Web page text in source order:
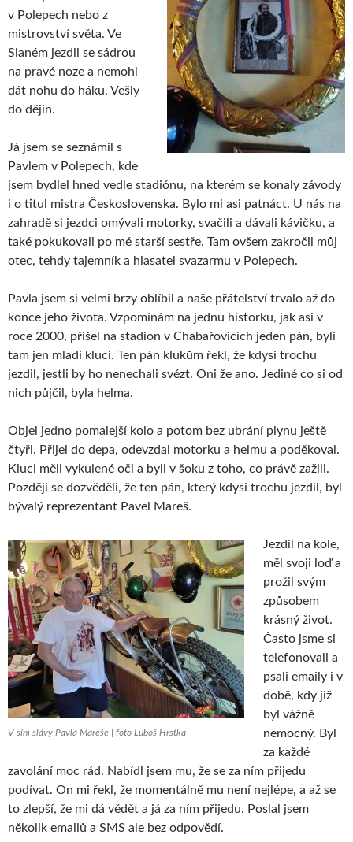
v Polepech nebo z
mistrovství světa. Ve
Slaném jezdil se sádrou
na pravé noze a nemohl
dát nohu do háku. Vešly
do dějin.
Já jsem se seznámil s
Pavlem v Polepech, kde
jsem bydlel hned vedle stadiónu, na kterém se konaly závody
i o titul mistra Československa. Bylo mi asi patnáct. U nás na
zahradě si jezdci omývali motorky, svačili a dávali kávičku, a
také pokukovali po mé starší sestře. Tam ovšem zakročil můj
otec, tehdy tajemník a hlasatel svazarmu v Polepech.
Pavla jsem si velmi brzy oblíbil a naše přátelství trvalo až do
konce jeho života. Vzpomínám na jednu historku, jak asi v
roce 2000, přišel na stadion v Chabařovicích jeden pán, byli
tam jen mladí kluci. Ten pán klukům řekl, že kdysi trochu
jezdil, jestli by ho nenechali svézt. Oni že ano. Jediné co si od
nich půjčil, byla helma.
Objel jedno pomalejší kolo a potom bez ubrání plynu ještě
čtyři. Přijel do depa, odevzdal motorku a helmu a poděkoval.
Kluci měli vykulené oči a byli v šoku z toho, co právě zažili.
Později se dozvěděli, že ten pán, který kdysi trochu jezdil, byl
bývalý reprezentant Pavel Mareš.
V síni slávy Pavla Mareše | foto Luboš Hrstka
Jezdil na kole,
měl svoji loď a
prožil svým
způsobem
krásný život.
Často jsme si
telefonovali a
psali emaily i v
době, kdy již
byl vážně
nemocný. Byl
za každé
zavolání moc rád. Nabídl jsem mu, že se za ním přijedu
podívat. On mi řekl, že momentálně mu není nejlépe, a až se
to zlepší, že mi dá vědět a já za ním přijedu. Poslal jsem
několik emailů a SMS ale bez odpovědí.